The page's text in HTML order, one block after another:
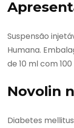
Suspensão
Humana.
de 10 ml com
Novolin
Diabetes